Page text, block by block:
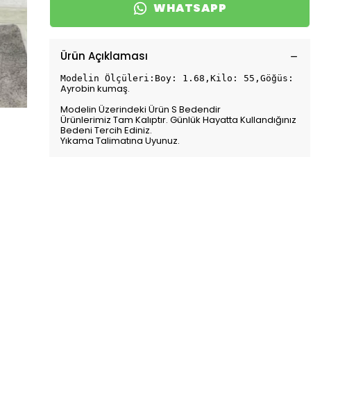
WHATSAPP
Ürün Açıklaması
Modelin Ölçüleri:Boy: 1.68,Kilo: 55,Göğüs: 75,Bel:
Ayrobin kumaş.
Modelin Üzerindeki Ürün S Bedendir
Ürünlerimiz Tam Kalıptır. Günlük Hayatta Kullandığınız
Bedeni Tercih Ediniz.
Yıkama Talimatına Uyunuz.